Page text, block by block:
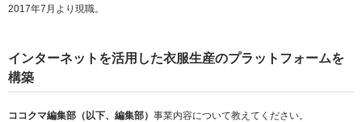
2017年7月より現職。
インターネットを活用した衣服生産のプラットフォームを
構築
ココクマ編集部（以下、編集部） 事業内容について教えてください。